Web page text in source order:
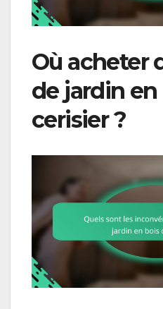
Où acheter
de jardin
cerisier ?